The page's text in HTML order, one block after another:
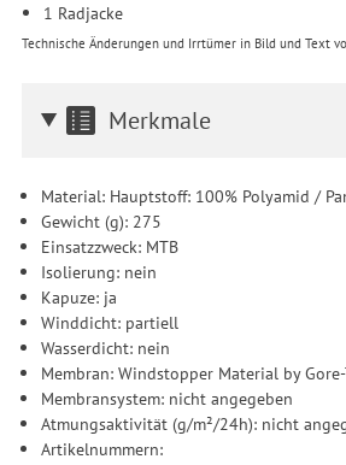
1 Radjacke
Technische Änderungen und Irrtümer in Bild und Text
Merkmale
Material: Hauptstoff: 100% Polyamid /
Gewicht (g): 275
Einsatzzweck: MTB
Isolierung: nein
Kapuze: ja
Winddicht: partiell
Wasserdicht: nein
Membran: Windstopper Material by Gore-
Membransystem: nicht angegeben
Atmungsaktivität (g/m²/24h): nicht
Artikelnummern: